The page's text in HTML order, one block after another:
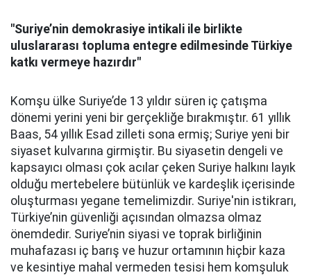
"Suriye’nin demokrasiye intikali ile birlikte
uluslararası topluma entegre edilmesinde Türkiye
katkı vermeye hazırdır"
Komşu ülke Suriye’de 13 yıldır süren iç çatışma
dönemi yerini yeni bir gerçekliğe bırakmıştır. 61 yıllık
Baas, 54 yıllık Esad zilleti sona ermiş; Suriye yeni bir
siyaset kulvarına girmiştir. Bu siyasetin dengeli ve
kapsayıcı olması çok acılar çeken Suriye halkını layık
olduğu mertebelere bütünlük ve kardeşlik içerisinde
oluşturması yegane temelimizdir. Suriye'nin istikrarı,
Türkiye’nin güvenliği açısından olmazsa olmaz
önemdedir. Suriye’nin siyasi ve toprak birliğinin
muhafazası iç barış ve huzur ortamının hiçbir kaza
ve kesintiye mahal vermeden tesisi hem komşuluk